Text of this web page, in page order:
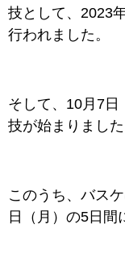
技として、2023
行われました。
そして、10月7
技が始まりました
このうち、バス
日（月）の5日間